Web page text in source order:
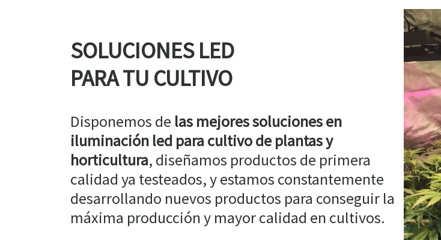
SOLUCIONES LED
PARA TU CULTIVO
Disponemos de las mejores soluciones en
iluminación led para cultivo de plantas y
horticultura, diseñamos productos de primera
calidad ya testeados, y estamos constantemente
desarrollando nuevos productos para conseguir la
máxima producción y mayor calidad en cultivos.